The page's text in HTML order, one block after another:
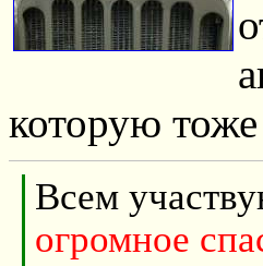
которую
Всем
огромное